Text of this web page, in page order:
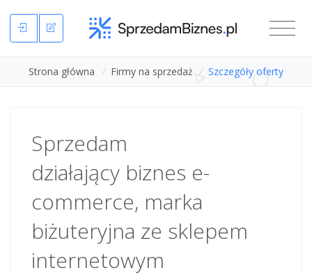
Strona główna / Firmy na sprzedaż / Szczegóły oferty
Sprzedam
działający biznes e-
commerce, marka
biżuteryjna ze sklepem
internetowym